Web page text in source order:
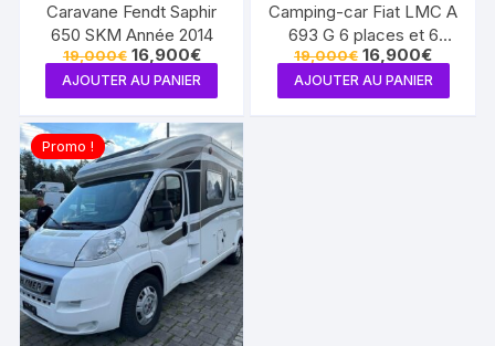
Caravane Fendt Saphir
650 SKM Année 2014
19,000€ Le
prix
initial
était :
19,000€.
16,900€Le
prix
actuel
est :
16,900€.
AJOUTER AU PANIER
Camping-car Fiat LMC A
693 G 6 places et 6
couchages. Permis B
19,000€ Le
prix
initial
était :
16,900€Le
prix
actuel
est :
AJOUTER AU PANIER
Promo !